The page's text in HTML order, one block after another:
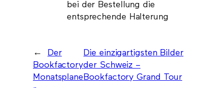
bei der Bestellung die
entsprechende Halterung
←
Der
Bookfactory
Monatsplane
Die einzigartigsten Bilder
der Schweiz –
Bookfactory Grand Tour